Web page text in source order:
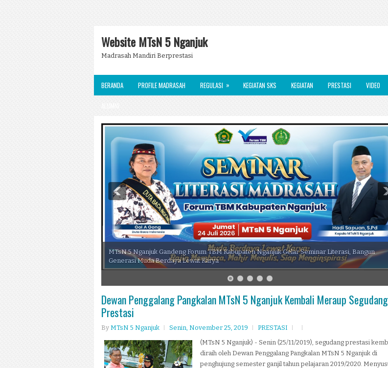
Website MTsN 5 Nganjuk
Madrasah Mandiri Berprestasi
BERANDA PROFILE MADRASAH REGULASI » KEGIATAN SKS KEGIATAN PRESTASI VIDEO
ALUMNI
MTsN 5 Nganjuk Gandeng Forum TBM Kabupaten Nganjuk Gelar Seminar Literasi, Bangun
Generasi Muda Berdaya Lewat Karya
Dewan Penggalang Pangkalan MTsN 5 Nganjuk Kembali Meraup Segudang
Prestasi
By MTsN 5 Nganjuk Senin, November 25, 2019
PRESTASI
(MTsN 5 Nganjuk) - Senin (25/11/2019), segudang prestasi
diraih oleh Dewan Penggalang Pangkalan MTsN 5 Nganjuk di
penghujung semester ganjil tahun pelajaran 2019/2020.